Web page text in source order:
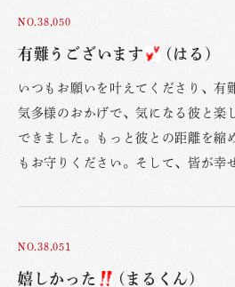
NO.38,050
有難うございます (はる)
いつもお願いを叶えてくださり、有
気多様のおかげで、気になる彼と楽
できました。もっと彼との距離を縮
もお守りください。そして、皆が
NO.38,051
嬉しかった (まるくん)